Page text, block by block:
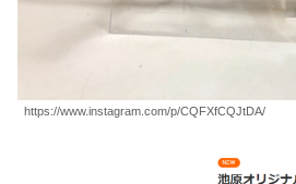
https://www.instagram.com/p/CQFXfCQJtDA/